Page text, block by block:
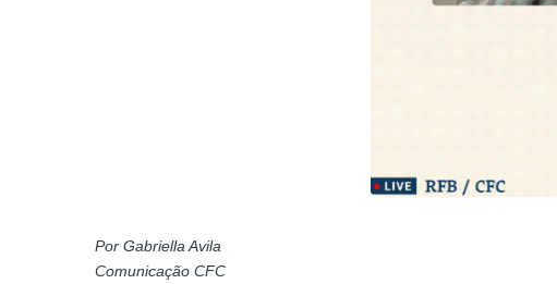
Por Gabriella Avila
Comunicação CFC